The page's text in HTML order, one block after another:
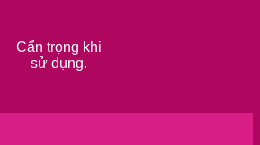
Cẩn trọng khi
sử dụng.